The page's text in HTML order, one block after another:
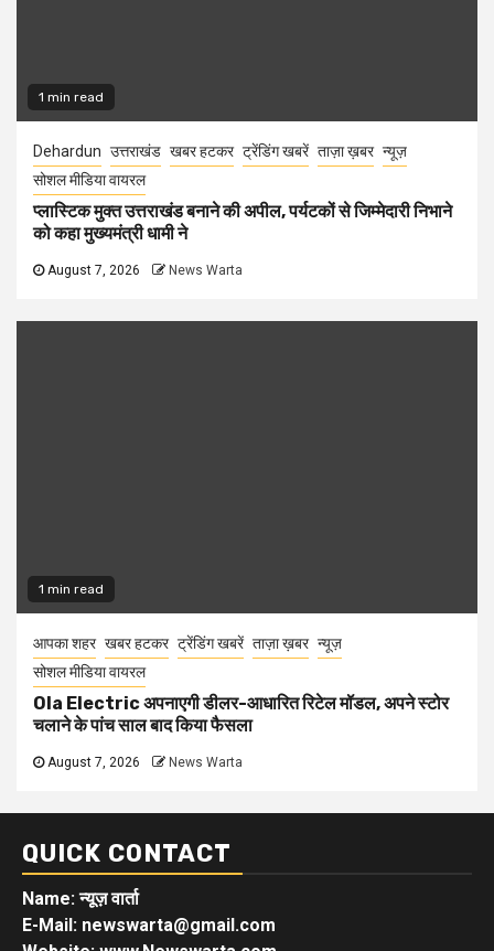
1 min read
Dehardun उत्तराखंड खबर हटकर ट्रेंडिंग खबरें ताज़ा ख़बर न्यूज़
सोशल मीडिया वायरल
प्लास्टिक मुक्त उत्तराखंड बनाने की अपील, पर्यटकों से जिम्मेदारी निभाने
को कहा मुख्यमंत्री धामी ने
August 7, 2026 News Warta
1 min read
आपका शहर खबर हटकर ट्रेंडिंग खबरें ताज़ा ख़बर न्यूज़
सोशल मीडिया वायरल
Ola Electric अपनाएगी डीलर-आधारित रिटेल मॉडल, अपने स्टोर
चलाने के पांच साल बाद किया फैसला
August 7, 2026 News Warta
QUICK CONTACT
Name: न्यूज़ वार्ता
E-Mail: newswarta@gmail.com